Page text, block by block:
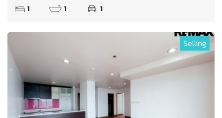
1
1 1
Selling